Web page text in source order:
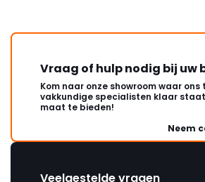
Vraag of hulp nodig bij uw
Kom naar onze showroom waar ons
vakkundige specialisten klaar
maat te bieden!
Neem
Veelgestelde vragen